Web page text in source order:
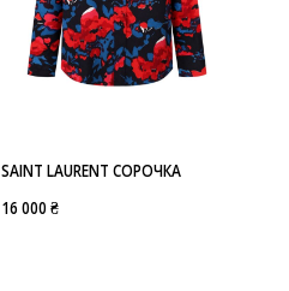
SAINT LAURENT СОРОЧКА
16 000 ₴